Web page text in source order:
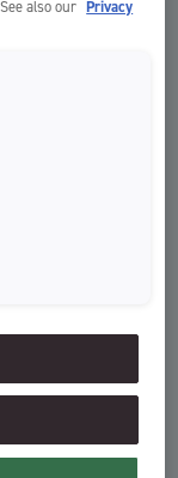
6-9 years
do zębów
also our Privacy